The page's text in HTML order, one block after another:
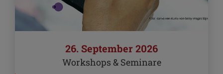
26. September 2026
Workshops & Seminare